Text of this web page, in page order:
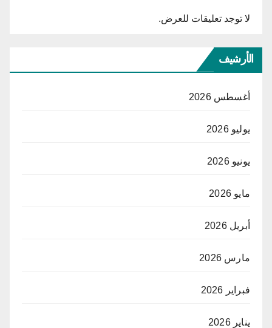
لا توجد تعليقات للعرض.
الأرشيف
أغسطس 2026
يوليو 2026
يونيو 2026
مايو 2026
أبريل 2026
مارس 2026
فبراير 2026
يناير 2026